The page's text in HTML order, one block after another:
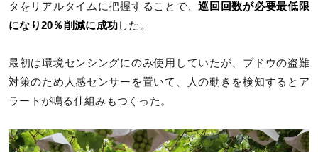
タをリアルタイムに把握することで、巡回回数が必要最低限
になり20％削減に成功した。
最初は環境センシングにのみ使用していたが、ブドウの盗難
対策のため人感センサーを置いて、人の動きを検知するとア
ラートが鳴る仕組みもつくった。